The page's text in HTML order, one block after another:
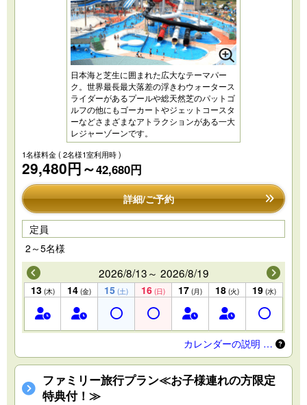
日本海と芝生に囲まれた広大なテーマパー
ク。世界最長最大落差の浮きわウォータース
ライダーがあるプールや総天然芝のパットゴ
ルフの他にもゴーカートやジェットコースタ
ーなどさまざまなアトラクションがある一大
レジャーゾーンです。
1名様料金( 2名様1室利用時 )
29,480円～42,680円
詳細/ご予約
定員
2～5名様
2026/8/13～ 2026/8/19
13 (木) 14 (金) 15 (土) 16 (日) 17 (月) 18 (火) 19 (水)
カレンダーの説明 …
ファミリー旅行プラン≪お子様連れの方限定
特典付！≫